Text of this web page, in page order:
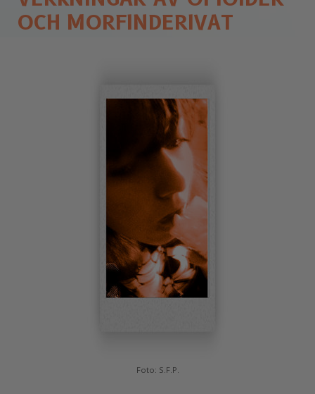
OCH MORFINDERIVAT
Foto: S.F.P.